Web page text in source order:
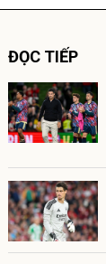
ĐỌC TIẾP